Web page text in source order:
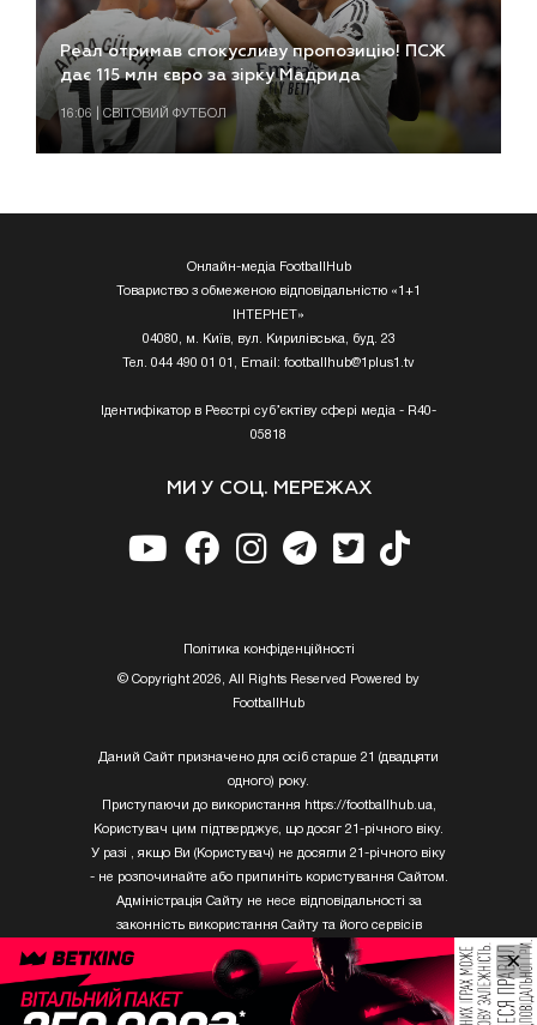
Реал отримав спокусливу пропозицію! ПСЖ
дає 115 млн євро за зірку Мадрида
16:06 | СВІТОВИЙ ФУТБОЛ
Онлайн-медіа FootballHub
Товариство з обмеженою відповідальністю «1+1
ІНТЕРНЕТ»
04080, м. Київ, вул. Кирилівська, буд. 23
Тел. 044 490 01 01, Email: footballhub@1plus1.tv
Ідентифікатор в Реєстрі суб’єктіву сфері медіа - R40-
05818
МИ У СОЦ. МЕРЕЖАХ
Полiтика конфiденцiйностi
© Copyright 2026, All Rights Reserved Powered by
FootballHub
Даний Сайт призначено для осіб старше 21 (двадцяти
одного) року.
Приступаючи до використання https://footballhub.ua,
Користувач цим підтверджує, що досяг 21-річного віку.
У разі , якщо Ви (Користувач) не досягли 21-річного віку
- не розпочинайте або припиніть користування Сайтом.
Адміністрація Сайту не несе відповідальності за
законність використання Сайту та його сервісів
Користувачем, який не досяг 21-річного віку.
Твори Getty Images, що розміщені на сайті, не можуть
×